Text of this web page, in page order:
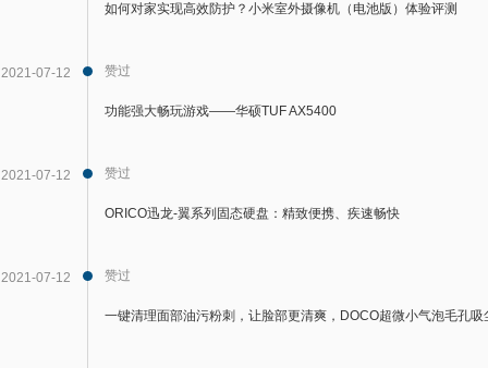
如何对家实现高效防护？小米室外摄像机（电池版）体验评测
2021-07-12 赞过
功能强大畅玩游戏——华硕TUF AX5400
2021-07-12 赞过
ORICO迅龙-翼系列固态硬盘：精致便携、疾速畅快
2021-07-12 赞过
一键清理面部油污粉刺，让脸部更清爽，DOCO超微小气泡毛孔吸